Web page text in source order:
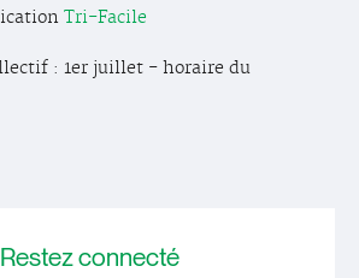
Tri-Facile
: 1er juillet - horaire du
Restezconnecté